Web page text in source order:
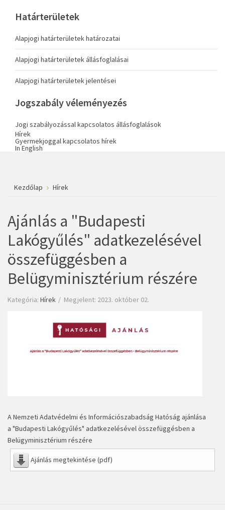
Határterületek
Alapjogi határterületek határozatai
Alapjogi határterületek állásfoglalásai
Alapjogi határterületek jelentései
Jogszabály véleményezés
Jogi szabályozással kapcsolatos állásfoglalások
Hírek
Gyermekjoggal kapcsolatos hírek
In English
Kezdőlap Hírek
Ajánlás a "Budapesti
Lakógyűlés" adatkezelésével
összefüggésben a
Belügyminisztérium részére
Kategória: Hírek Megjelent: 2023. október 02.
A Nemzeti Adatvédelmi és Információszabadság Hatóság ajánlása
a "Budapesti Lakógyűlés" adatkezelésével összefüggésben a
Belügyminisztérium részére
Ajánlás megtekintése (pdf)